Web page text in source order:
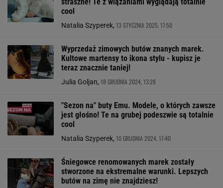
cool
Natalia Szyperek, 13 STYCZNIA 2025, 17:50
Wyprzedaż zimowych butów znanych marek.
Kultowe martensy to ikona stylu - kupisz je
teraz znacznie taniej!
Julia Goljan, 18 GRUDNIA 2024, 13:28
"Sezon na" buty Emu. Modele, o których zawsze
jest głośno! Te na grubej podeszwie są totalnie
cool
Natalia Szyperek, 10 GRUDNIA 2024, 17:40
Śniegowce renomowanych marek zostały
stworzone na ekstremalne warunki. Lepszych
butów na zimę nie znajdziesz!